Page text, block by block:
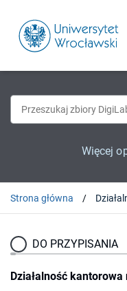
Więcej
Strona główna
DO PRZYPISANIA
Działalność